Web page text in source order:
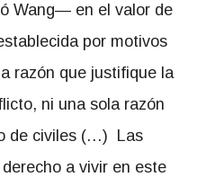
Wang— en el valor de
por motivos
razón que justifique la
ni una sola razón
de civiles (…) Las
a vivir en este